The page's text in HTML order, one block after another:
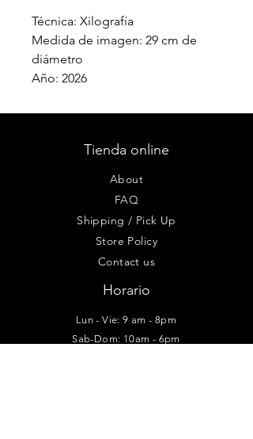
Técnica: Xilografía
Medida de imagen: 29 cm de
diámetro
Año: 2026
Tienda online
About
FAQ
Shipping / Pick Up
Store Policy
Contact us
Horario
Lun - Vie: 9 am - 8pm
Sab-Dom: 10am - 6pm